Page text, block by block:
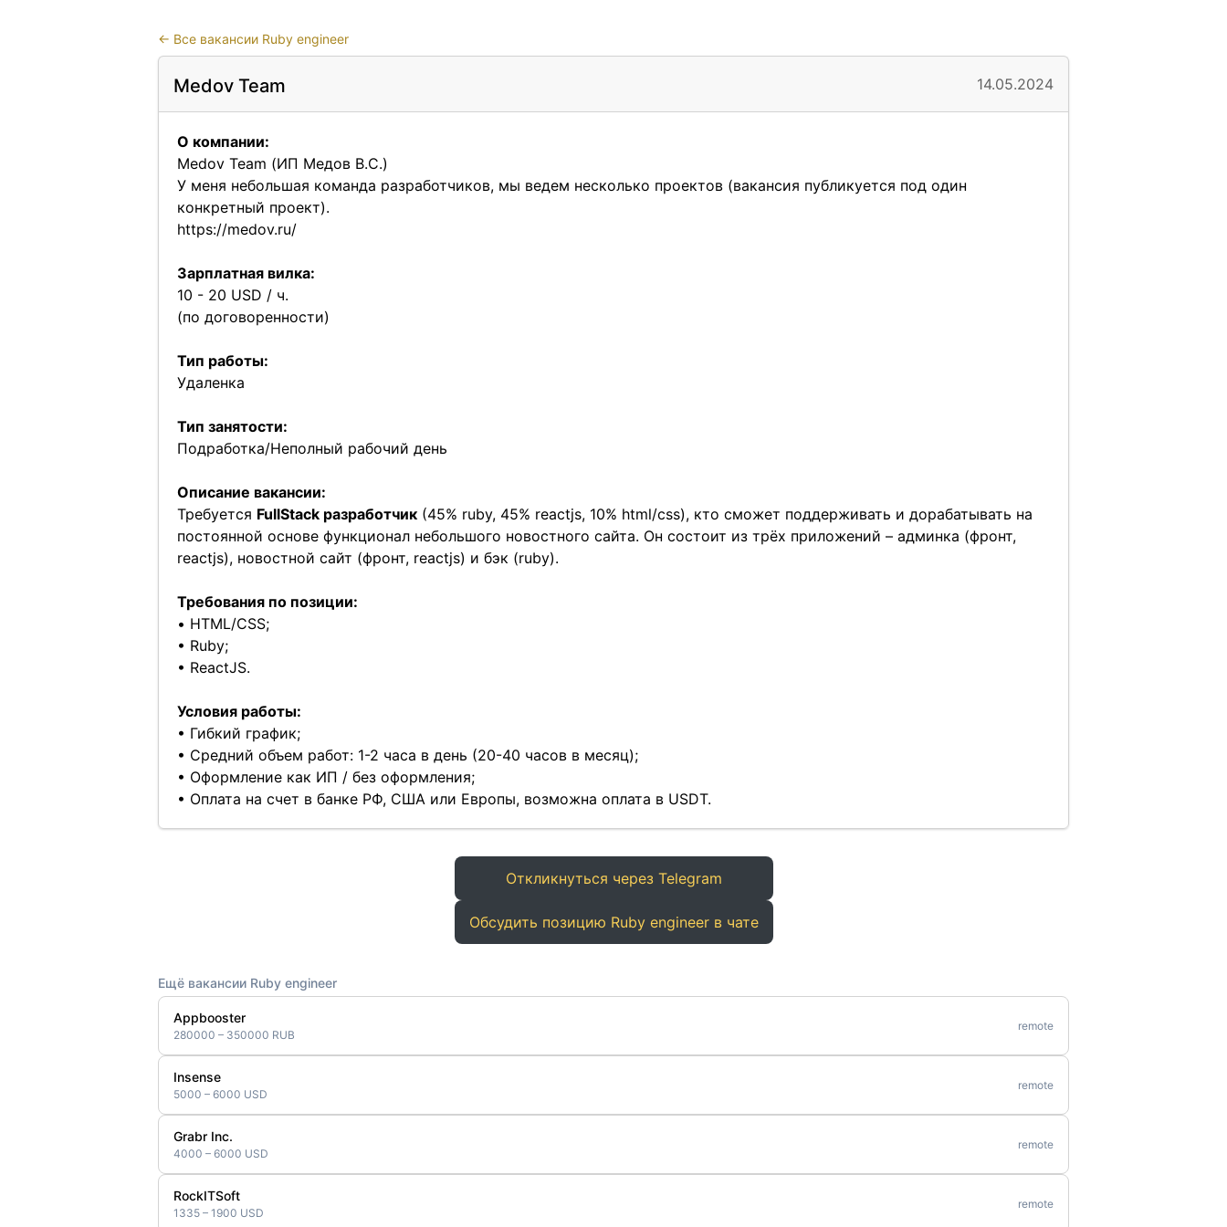
← Все вакансии Ruby engineer
Medov Team 14.05.2024
О компании:
Medov Team (ИП Медов В.С.)
У меня небольшая команда разработчиков, мы ведем несколько проектов (вакансия публикуется под один
конкретный проект).
https://medov.ru/
Зарплатная вилка:
10 - 20 USD / ч.
(по договоренности)
Тип работы:
Удаленка
Тип занятости:
Подработка/Неполный рабочий день
Описание вакансии:
Требуется FullStack разработчик(45% ruby, 45% reactjs, 10% html/css), кто сможет поддерживать и дорабатывать на
постоянной основе функционал небольшого новостного сайта. Он состоит из трёх приложений – админка (фронт,
reactjs), новостной сайт (фронт, reactjs) и бэк (ruby).
Требования по позиции:
• HTML/CSS;
• Ruby;
• ReactJS.
Условия работы:
• Гибкий график;
• Средний объем работ: 1-2 часа в день (20-40 часов в месяц);
• Оформление как ИП / без оформления;
• Оплата на счет в банке РФ, США или Европы, возможна оплата в USDT.
Откликнуться через Telegram
Обсудить позицию Ruby engineer в чате
Ещё вакансии Ruby engineer
Appbooster
280000 – 350000 RUB
remote
Insense
5000 – 6000 USD
remote
Grabr Inc.
4000 – 6000 USD
remote
RockITSoft
1335 – 1900 USD
remote